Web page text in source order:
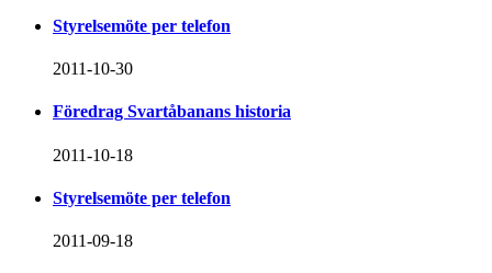
Styrelsemöte per telefon
2011-10-30
Föredrag Svartåbanans historia
2011-10-18
Styrelsemöte per telefon
2011-09-18